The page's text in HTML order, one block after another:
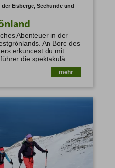
Eisberge, Seehunde und
Abenteuer in der
An Bord des
erkundest du mit
die spektakulä...
mehr